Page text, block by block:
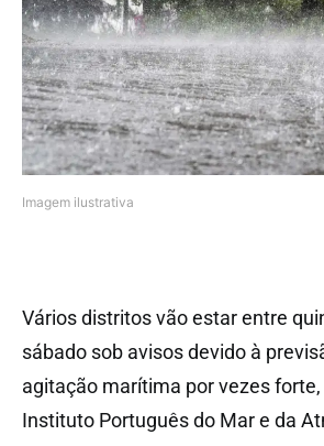
Imagem ilustrativa
Vários distritos vão estar entre
sábado sob avisos devido à
agitação marítima por vezes
Instituto Português do Mar e da